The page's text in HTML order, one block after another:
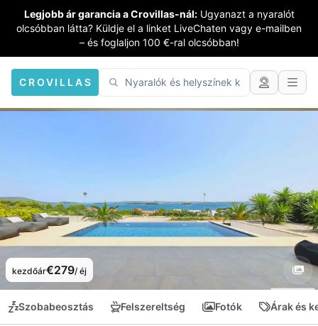
Legjobb ár garancia a Crovillas-nál: Ugyanazt a nyaralót
olcsóbban látta? Küldje el a linket LiveChaten vagy e-mailben
– és foglaljon 100 €-ral olcsóbban!
CROVILLAS
kezdőár€279/ éj
Szobabeosztás Felszereltség Fotók Árak és